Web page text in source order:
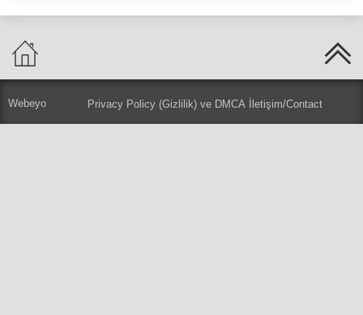
Webeyo Privacy Policy (Gizlilik) ve DMCA İletişim/Contact